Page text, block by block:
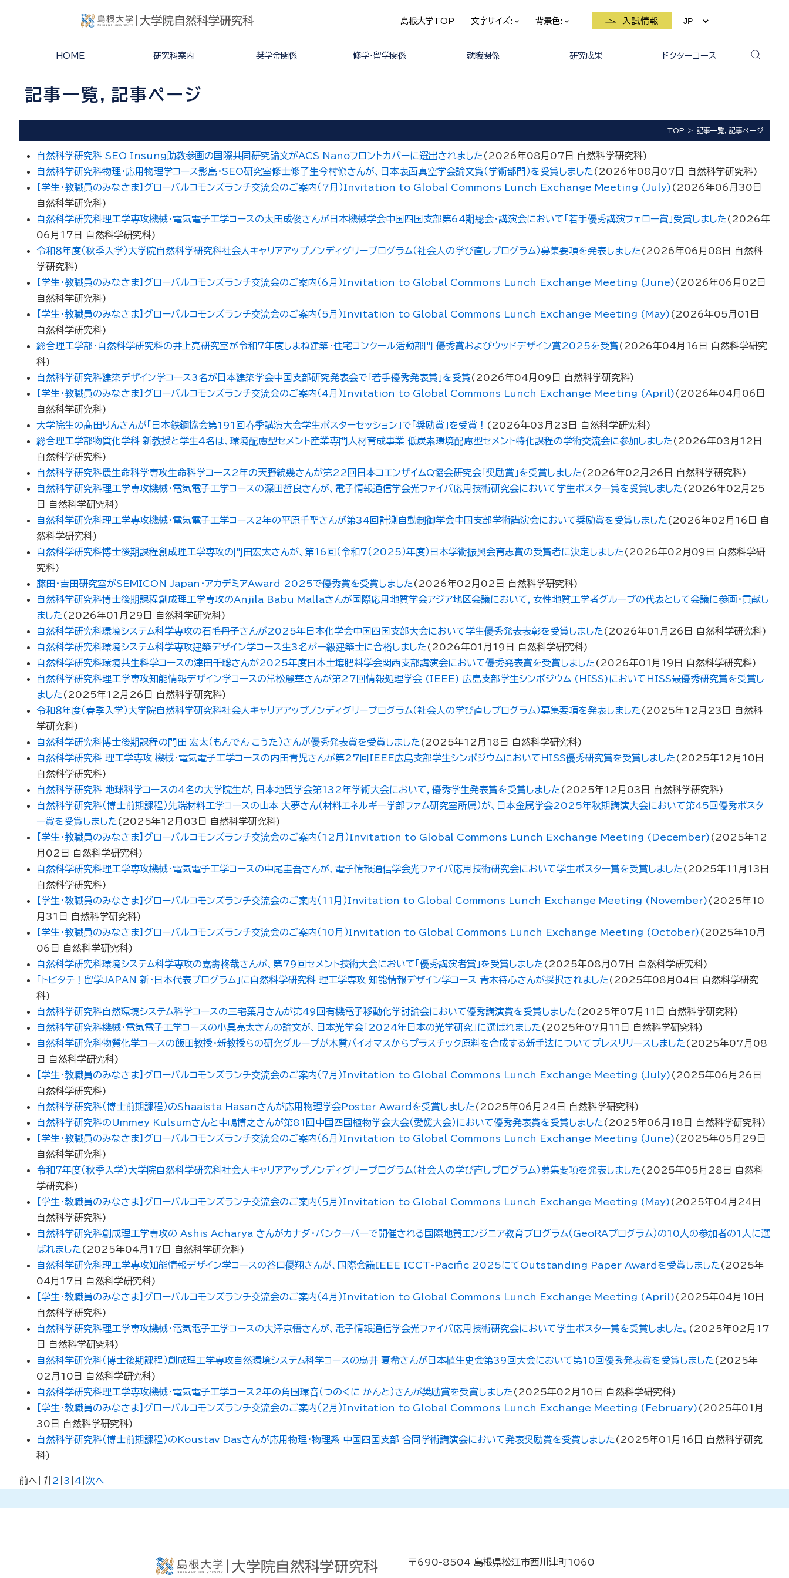
島根大学TOP 文字サイズ: 背景色: 入試情報
HOME 研究科案内 奨学金関係 修学・留学関係 就職関係 研究成果 ドクターコース
記事一覧，記事ページ
TOP 記事一覧，記事ページ
自然科学研究科 SEO Insung助教参画の国際共同研究論文がACS Nanoフロントカバーに選出されました ( 2026年08月07日 自然科学研究科)
自然科学研究科物理・応用物理学コース影島・SEO研究室修士修了生今村僚さんが、日本表面真空学会論文賞（学術部門）を受賞しました ( 2026年08月07日 自然科学研究科)
【学生・教職員のみなさま】グローバルコモンズランチ交流会のご案内（7月）Invitation to Global Commons Lunch Exchange Meeting (July) ( 2026年06月30日
自然科学研究科)
自然科学研究科理工学専攻機械・電気電子工学コースの太田成俊さんが日本機械学会中国四国支部第64期総会・講演会において「若手優秀講演フェロー賞」受賞しました ( 2026年
06月17日
自然科学研究科)
令和８年度（秋季入学）大学院自然科学研究科社会人キャリアアップノンディグリープログラム（社会人の学び直しプログラム）募集要項を発表しました ( 2026年06月08日
自然科
学研究科)
【学生・教職員のみなさま】グローバルコモンズランチ交流会のご案内（6月）Invitation to Global Commons Lunch Exchange Meeting (June) ( 2026年06月02日
自然科学研究科)
【学生・教職員のみなさま】グローバルコモンズランチ交流会のご案内（5月）Invitation to Global Commons Lunch Exchange Meeting (May) ( 2026年05月01日
自然科学研究科)
総合理工学部・自然科学研究科の井上亮研究室が令和7年度しまね建築・住宅コンクール活動部門 優秀賞およびウッドデザイン賞2025を受賞( 2026年04月16日
自然科学研究
科)
自然科学研究科建築デザイン学コース3名が日本建築学会中国支部研究発表会で「若手優秀発表賞」を受賞( 2026年04月09日 自然科学研究科)
【学生・教職員のみなさま】グローバルコモンズランチ交流会のご案内（4月）Invitation to Global Commons Lunch Exchange Meeting (April) ( 2026年04月06日
自然科学研究科)
大学院生の髙田りんさんが「日本鉄鋼協会第191回春季講演大会学生ポスターセッション」で「奨励賞」を受賞！ ( 2026年03月23日 自然科学研究科)
総合理工学部物質化学科 新教授と学生４名は、環境配慮型セメント産業専門人材育成事業 低炭素環境配慮型セメント特化課程の学術交流会に参加しました ( 2026年03月12日
自然科学研究科)
自然科学研究科農生命科学専攻生命科学コース2年の天野統幾さんが第22回日本コエンザイムQ協会研究会「奨励賞」を受賞しました ( 2026年02月26日 自然科学研究科)
自然科学研究科理工学専攻機械・電気電子工学コースの深田哲良さんが、電子情報通信学会光ファイバ応用技術研究会において学生ポスター賞を受賞しました ( 2026年02月25
日
自然科学研究科)
自然科学研究科理工学専攻機械・電気電子工学コース2年の平原千聖さんが第34回計測自動制御学会中国支部学術講演会において奨励賞を受賞しました ( 2026年02月16日
自
然科学研究科)
自然科学研究科博士後期課程創成理工学専攻の門田宏太さんが、第16回（令和7（2025）年度）日本学術振興会育志賞の受賞者に決定しました ( 2026年02月09日
自然科学研
究科)
藤田・吉田研究室がSEMICON Japan・アカデミアAward 2025で優秀賞を受賞しました ( 2026年02月02日 自然科学研究科)
自然科学研究科博士後期課程創成理工学専攻のAnjila Babu Mallaさんが国際応用地質学会アジア地区会議において，女性地質工学者グループの代表として会議に参画・貢献し
ました ( 2026年01月29日 自然科学研究科)
自然科学研究科環境システム科学専攻の石毛丹子さんが2025年日本化学会中国四国支部大会において学生優秀発表表彰を受賞しました ( 2026年01月26日 自然科学研究科)
自然科学研究科環境システム科学専攻建築デザイン学コース生3名が一級建築士に合格しました ( 2026年01月19日 自然科学研究科)
自然科学研究科環境共生科学コースの津田千聡さんが2025年度日本土壌肥料学会関西支部講演会において優秀発表賞を受賞しました ( 2026年01月19日 自然科学研究科)
自然科学研究科理工学専攻知能情報デザイン学コースの常松麗華さんが第27回情報処理学会 (IEEE) 広島支部学生シンポジウム (HISS)においてHISS最優秀研究賞を受賞し
ました ( 2025年12月26日 自然科学研究科)
令和８年度（春季入学）大学院自然科学研究科社会人キャリアアップノンディグリープログラム（社会人の学び直しプログラム）募集要項を発表しました ( 2025年12月23日
自然科
学研究科)
自然科学研究科博士後期課程の門田 宏太（もんでん こうた）さんが優秀発表賞を受賞しました ( 2025年12月18日 自然科学研究科)
自然科学研究科 理工学専攻 機械・電気電子工学コースの内田青児さんが第27回IEEE広島支部学生シンポジウムにおいてHISS優秀研究賞を受賞しました ( 2025年12月10日
自然科学研究科)
自然科学研究科 地球科学コースの4名の大学院生が，日本地質学会第132年学術大会において，優秀学生発表賞を受賞しました ( 2025年12月03日 自然科学研究科)
自然科学研究科（博士前期課程）先端材料工学コースの山本 大夢さん（材料エネルギー学部ファム研究室所属）が、日本金属学会2025年秋期講演大会において第45回優秀ポスタ
ー賞を受賞しました ( 2025年12月03日 自然科学研究科)
【学生・教職員のみなさま】グローバルコモンズランチ交流会のご案内（12月）Invitation to Global Commons Lunch Exchange Meeting (December) ( 2025年12
月02日
自然科学研究科)
自然科学研究科理工学専攻機械・電気電子工学コースの中尾圭吾さんが、電子情報通信学会光ファイバ応用技術研究会において学生ポスター賞を受賞しました ( 2025年11月13日
自然科学研究科)
【学生・教職員のみなさま】グローバルコモンズランチ交流会のご案内（11月）Invitation to Global Commons Lunch Exchange Meeting (November) ( 2025年10
月31日
自然科学研究科)
【学生・教職員のみなさま】グローバルコモンズランチ交流会のご案内（10月）Invitation to Global Commons Lunch Exchange Meeting (October) ( 2025年10月
06日
自然科学研究科)
自然科学研究科環境システム科学専攻の嘉壽柊哉さんが、第79回セメント技術大会において「優秀講演者賞」を受賞しました ( 2025年08月07日 自然科学研究科)
「トビタテ！留学JAPAN 新・日本代表プログラム」に自然科学研究科 理工学専攻 知能情報デザイン学コース 青木待心さんが採択されました ( 2025年08月04日
自然科学研究
科)
自然科学研究科自然環境システム科学コースの三宅葉月さんが第49回有機電子移動化学討論会において優秀講演賞を受賞しました ( 2025年07月11日 自然科学研究科)
自然科学研究科機械・電気電子工学コースの小具亮太さんの論文が、日本光学会「2024年日本の光学研究」に選ばれました ( 2025年07月11日 自然科学研究科)
自然科学研究科物質化学コースの飯田教授・新教授らの研究グループが木質バイオマスからプラスチック原料を合成する新手法についてプレスリリースしました ( 2025年07月08
日
自然科学研究科)
【学生・教職員のみなさま】グローバルコモンズランチ交流会のご案内（７月）Invitation to Global Commons Lunch Exchange Meeting (July) ( 2025年06月26日
自然科学研究科)
自然科学研究科（博士前期課程）のShaaista Hasanさんが応用物理学会Poster Awardを受賞しました ( 2025年06月24日 自然科学研究科)
自然科学研究科のUmmey Kulsumさんと中嶋博之さんが第81回中国四国植物学会大会（愛媛大会）において優秀発表賞を受賞しました ( 2025年06月18日 自然科学研究科)
【学生・教職員のみなさま】グローバルコモンズランチ交流会のご案内（６月）Invitation to Global Commons Lunch Exchange Meeting (June) ( 2025年05月29日
自然科学研究科)
令和７年度（秋季入学）大学院自然科学研究科社会人キャリアアップノンディグリープログラム（社会人の学び直しプログラム）募集要項を発表しました ( 2025年05月28日
自然科
学研究科)
【学生・教職員のみなさま】グローバルコモンズランチ交流会のご案内（５月）Invitation to Global Commons Lunch Exchange Meeting (May) ( 2025年04月24日
自然科学研究科)
自然科学研究科創成理工学専攻の Ashis Acharya さんがカナダ・バンクーバーで開催される国際地質エンジニア教育プログラム（GeoRAプログラム）の10人の参加者の1人に選
ばれました ( 2025年04月17日 自然科学研究科)
自然科学研究科理工学専攻知能情報デザイン学コースの谷口優翔さんが、国際会議IEEE ICCT-Pacific 2025にてOutstanding Paper Awardを受賞しました ( 2025年
04月17日
自然科学研究科)
【学生・教職員のみなさま】グローバルコモンズランチ交流会のご案内（４月）Invitation to Global Commons Lunch Exchange Meeting (April) ( 2025年04月10日
自然科学研究科)
自然科学研究科理工学専攻機械・電気電子工学コースの大澤京悟さんが、電子情報通信学会光ファイバ応用技術研究会において学生ポスター賞を受賞しました。 ( 2025年02月17
日
自然科学研究科)
自然科学研究科（博士後期課程）創成理工学専攻自然環境システム科学コースの鳥井 夏希さんが日本植生史会第39回大会において第10回優秀発表賞を受賞しました ( 2025年
02月10日
自然科学研究科)
自然科学研究科理工学専攻機械・電気電子工学コース2年の角国環音（つのくに かんと）さんが奨励賞を受賞しました ( 2025年02月10日 自然科学研究科)
【学生・教職員のみなさま】グローバルコモンズランチ交流会のご案内（２月）Invitation to Global Commons Lunch Exchange Meeting (February) ( 2025年01月
30日
自然科学研究科)
自然科学研究科（博士前期課程）のKoustav Dasさんが応用物理・物理系 中国四国支部 合同学術講演会において発表奨励賞を受賞しました ( 2025年01月16日
自然科学研究
科)
前へ 1 2 3 4 次へ
〒690-8504 島根県松江市西川津町1060